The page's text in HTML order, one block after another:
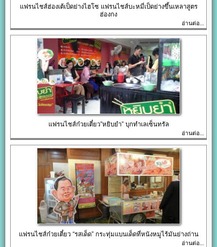
แฟรนไชส์ฮ่องเต้เป็ดย่างไฮโซ แฟรนไชส์บะหมี่เป็ดย่างขึ้นเหลาสูตร
ฮ่องกง
อ่านต่อ...
แฟรนไชส์ก๋วยเตี๋ยว”หยิบยำ” บุกทำเลเซ็นทรัล
อ่านต่อ...
แฟรนไชส์ก๋วยเตี๋ยว “รสเด็ด” กระทุ่มแบนเด็ดที่หนังหมูไร้มันย่างถ่าน
อ่านต่อ...